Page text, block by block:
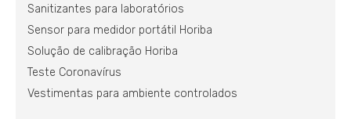
Sanitizantes para laboratórios
Sensor para medidor portátil Horiba
Solução de calibração Horiba
Teste Coronavírus
Vestimentas para ambiente controlados